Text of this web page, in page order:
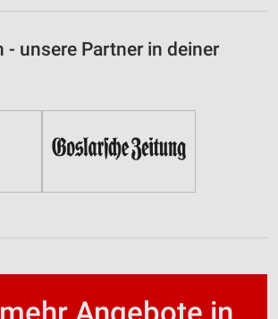
- unsere Partner in deiner